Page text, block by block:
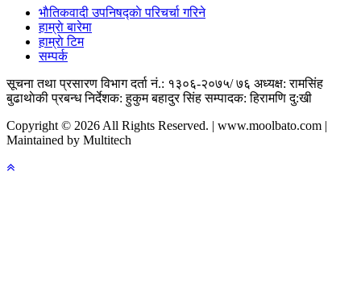
भाैतिकवादी उपनिषद्काे परिचर्चा गरिने
हाम्राे बारेमा
हाम्राे टिम
सम्पर्क
सूचना तथा प्रसारण विभाग दर्ता नं.: १३०६-२०७५/ ७६ अध्यक्ष: रामसिंह
बुढाथाेकी प्रबन्ध निर्देशक: हुकुम बहादुर सिंह सम्पादक: हिरामणि दु:खी
Copyright © 2026 All Rights Reserved. | www.moolbato.com |
Maintained by Multitech